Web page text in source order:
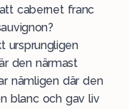
cabernet franc
ursprungligen
den närmast
nämligen där den
blanc och gav liv